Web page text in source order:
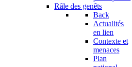
Râle des genêts
Back
Actualités
en lien
Contexte et
menaces
Plan